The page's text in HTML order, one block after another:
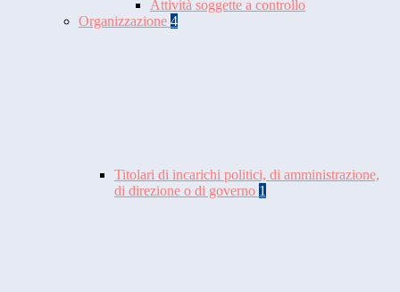
Attività soggette a controllo
Organizzazione 4
Titolari di incarichi politici, di amministrazione,
di direzione o di governo 1